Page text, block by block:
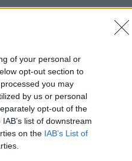
of your personal or
opt-out section to
you may
by us or personal
opt-out of the
list of downstream
on the IAB’s List of
και ηλεκτρομαγνητικά μήκη
της αβεβαιότητας για τις
αποστολών,